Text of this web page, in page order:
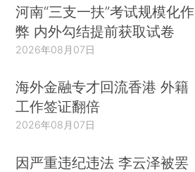
河南“三支一扶”考试规模化作
弊 内外勾结提前获取试卷
2026年08月07日
海外金融专才回流香港 外籍
工作签证翻倍
2026年08月07日
因严重违纪违法 李云泽被罢